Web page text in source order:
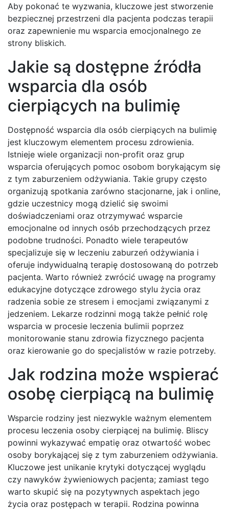
Aby pokonać te wyzwania, kluczowe jest stworzenie
bezpiecznej przestrzeni dla pacjenta podczas terapii
oraz zapewnienie mu wsparcia emocjonalnego ze
strony bliskich.
Jakie są dostępne źródła
wsparcia dla osób
cierpiących na bulimię
Dostępność wsparcia dla osób cierpiących na bulimię
jest kluczowym elementem procesu zdrowienia.
Istnieje wiele organizacji non-profit oraz grup
wsparcia oferujących pomoc osobom borykającym się
z tym zaburzeniem odżywiania. Takie grupy często
organizują spotkania zarówno stacjonarne, jak i online,
gdzie uczestnicy mogą dzielić się swoimi
doświadczeniami oraz otrzymywać wsparcie
emocjonalne od innych osób przechodzących przez
podobne trudności. Ponadto wiele terapeutów
specjalizuje się w leczeniu zaburzeń odżywiania i
oferuje indywidualną terapię dostosowaną do potrzeb
pacjenta. Warto również zwrócić uwagę na programy
edukacyjne dotyczące zdrowego stylu życia oraz
radzenia sobie ze stresem i emocjami związanymi z
jedzeniem. Lekarze rodzinni mogą także pełnić rolę
wsparcia w procesie leczenia bulimii poprzez
monitorowanie stanu zdrowia fizycznego pacjenta
oraz kierowanie go do specjalistów w razie potrzeby.
Jak rodzina może wspierać
osobę cierpiącą na bulimię
Wsparcie rodziny jest niezwykle ważnym elementem
procesu leczenia osoby cierpiącej na bulimię. Bliscy
powinni wykazywać empatię oraz otwartość wobec
osoby borykającej się z tym zaburzeniem odżywiania.
Kluczowe jest unikanie krytyki dotyczącej wyglądu
czy nawyków żywieniowych pacjenta; zamiast tego
warto skupić się na pozytywnych aspektach jego
życia oraz postępach w terapii. Rodzina powinna